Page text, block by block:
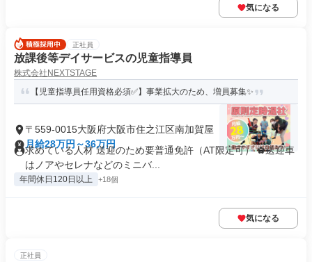
気になる
正社員
放課後等デイサービスの児童指導員
株式会社NEXTSTAGE
【児童指導員任用資格必須✅】事業拡大のため、増員募集✨
〒559-0015大阪府大阪市住之江区南加賀屋
月給28万円～36万円
求めている人材 送迎のため要普通免許（AT限定可） ✿送迎車
はノアやセレナなどのミニバ...
年間休日120日以上 +18個
気になる
正社員